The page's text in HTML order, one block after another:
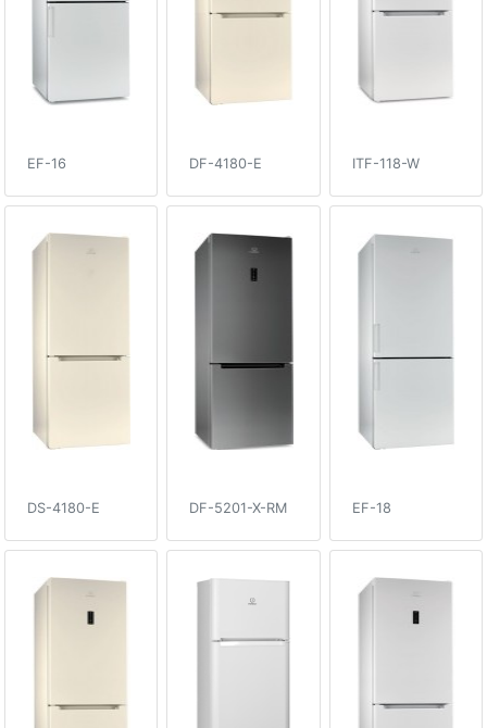
EF-16 DF-4180-E ITF-118-W
DS-4180-E DF-5201-X-RM EF-18